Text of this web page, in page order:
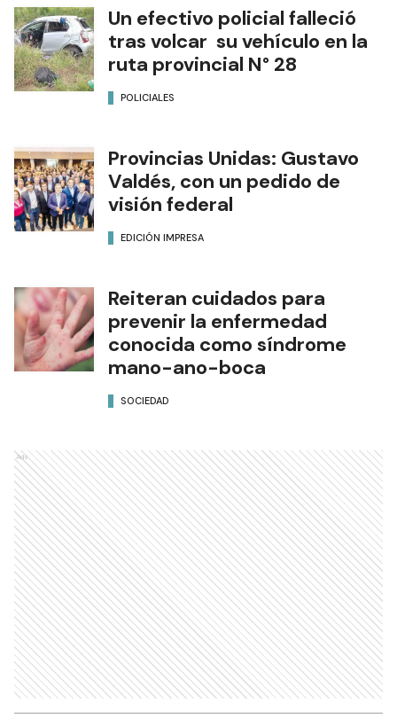
Un efectivo policial falleció
tras volcar su vehículo en la
ruta provincial N° 28
POLICIALES
Provincias Unidas: Gustavo
Valdés, con un pedido de
visión federal
EDICIÓN IMPRESA
Reiteran cuidados para
prevenir la enfermedad
conocida como síndrome
mano-ano-boca
SOCIEDAD
Ads